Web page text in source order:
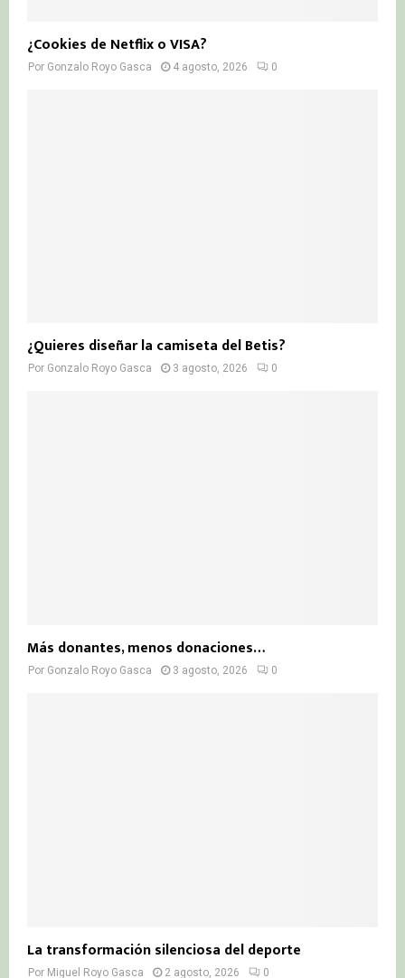
¿Cookies de Netflix o VISA?
Por Gonzalo Royo Gasca 4 agosto, 2026 0
¿Quieres diseñar la camiseta del Betis?
Por Gonzalo Royo Gasca 3 agosto, 2026 0
Más donantes, menos donaciones…
Por Gonzalo Royo Gasca 3 agosto, 2026 0
La transformación silenciosa del deporte
Por Miguel Royo Gasca 2 agosto, 2026 0